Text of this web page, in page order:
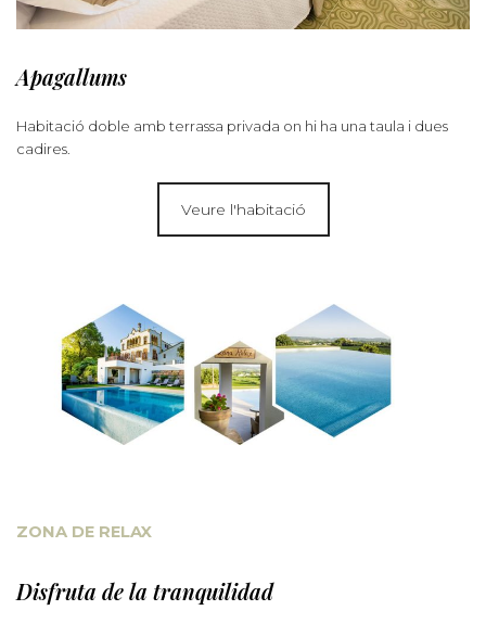
Apagallums
Habitació doble amb terrassa privada on hi ha una taula i dues
cadires.
Veure l'habitació
ZONA DE RELAX
Disfruta de la tranquilidad